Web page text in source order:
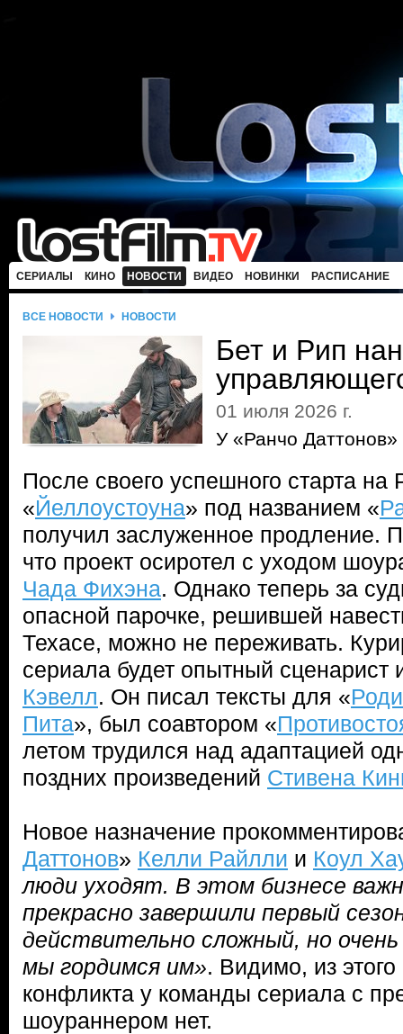
СЕРИАЛЫ КИНО НОВОСТИ ВИДЕО НОВИНКИ РАСПИСАНИЕ
ВСЕ НОВОСТИ НОВОСТИ
Бет и Рип
01 июля 2026 г.
У «Ранчо
После своего успешного старта
«Йеллоустоуна» под названием «
получил заслуженное продление.
что проект осиротел с уходом
Чада Фихэна. Однако теперь за
опасной парочке, решившей
Техасе, можно не переживать.
сериала будет опытный
Кэвелл. Он писал тексты для «
Пита», был соавтором «
летом трудился над адаптацией
поздних произведений Стивена
Новое назначение
Даттонов» Келли Райлли и Коул
люди уходят. В этом бизнесе
прекрасно завершили первый
действительно сложный, но
мы гордимся им». Видимо, из этого
конфликта у команды сериала с
шоураннером нет.